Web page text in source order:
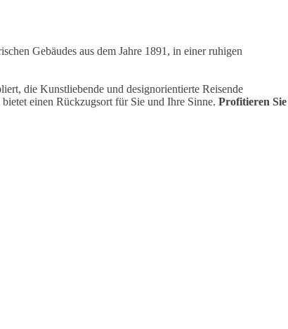
Gebäudes aus dem Jahre 1891, in einer ruhigen
die Kunstliebende und designorientierte Reisende
einen Rückzugsort für Sie und Ihre Sinne. Profitieren Sie